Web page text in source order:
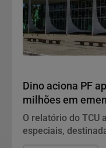
Dino aciona PF
milhões em
O relatório do TCU
especiais,